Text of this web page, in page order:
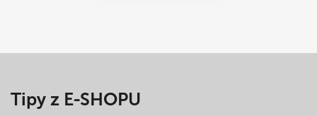
Tipy z E-SHOPU